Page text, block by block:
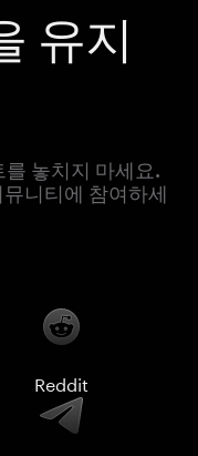
유지
놓치지 마세요.
니티에 참여하세
Reddit